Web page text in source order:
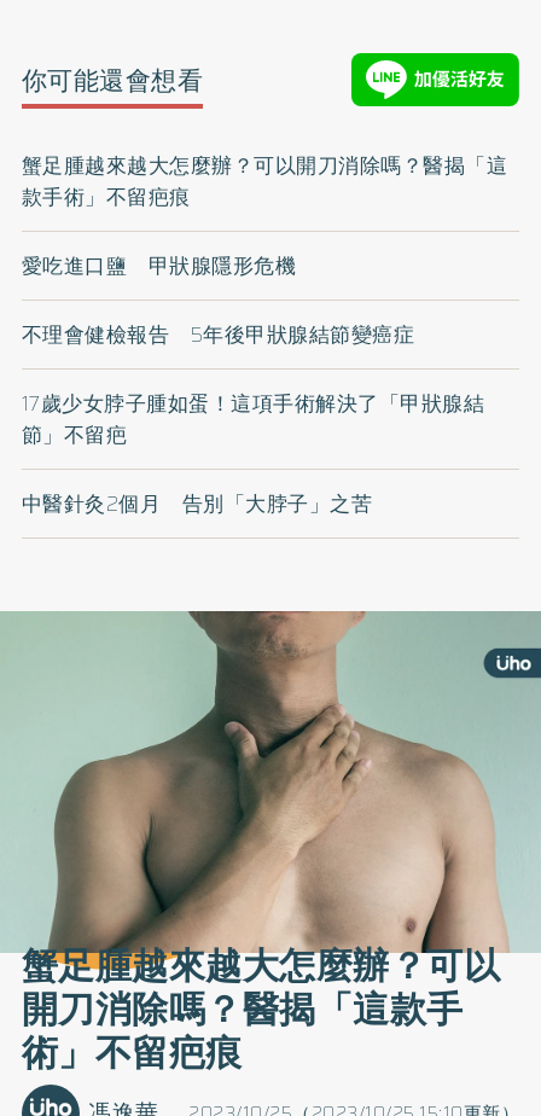
你可能還會想看
蟹足腫越來越大怎麼辦？可以開刀消除嗎？醫揭「這
款手術」不留疤痕
愛吃進口鹽 甲狀腺隱形危機
不理會健檢報告 5年後甲狀腺結節變癌症
17歲少女脖子腫如蛋！這項手術解決了「甲狀腺結
節」不留疤
中醫針灸2個月 告別「大脖子」之苦
蟹足腫越來越大怎麼辦？可以
開刀消除嗎？醫揭「這款手
術」不留疤痕